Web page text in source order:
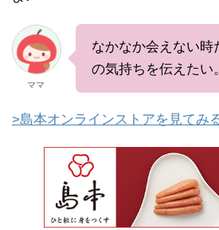
ママ
なかなか会えない時
の気持ちを伝えたい。
>島本オンラインストアを見てみ